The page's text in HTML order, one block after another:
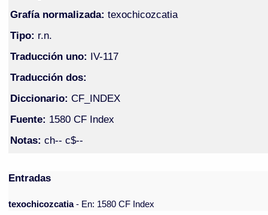
Grafía normalizada: texochicozcatia
Tipo: r.n.
Traducción uno: IV-117
Traducción dos:
Diccionario: CF_INDEX
Fuente: 1580 CF Index
Notas: ch-- c$--
Entradas
texochicozcatia- En: 1580 CF Index